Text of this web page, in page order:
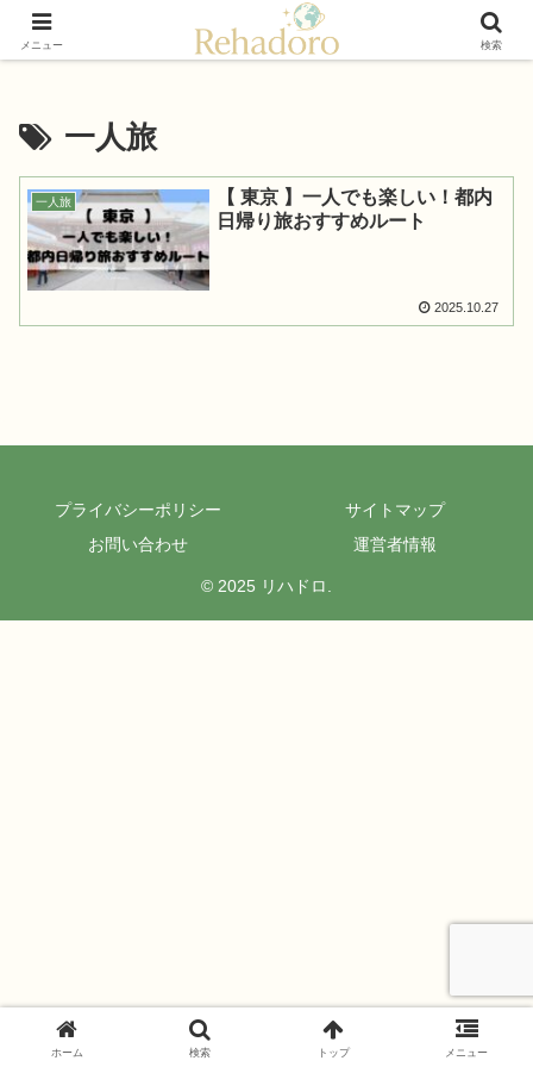
癒しと再発見の“黄金旅”ガイド
一人旅
一人旅
【 東京 】一人でも楽しい！都内
日帰り旅おすすめルート
2025.10.27
プライバシーポリシー
サイトマップ
お問い合わせ
運営者情報
© 2025 リハドロ.
メニュー 検索
ホーム 検索 トップ メニュー